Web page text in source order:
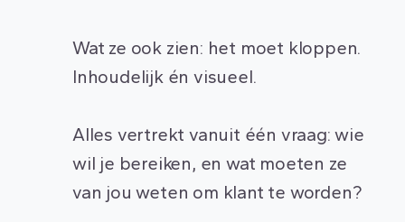
Wat ze ook zien: het moet kloppen.
Inhoudelijk én visueel.
Alles vertrekt vanuit één vraag: wie
wil je bereiken, en wat moeten ze
van jou weten om klant te worden?